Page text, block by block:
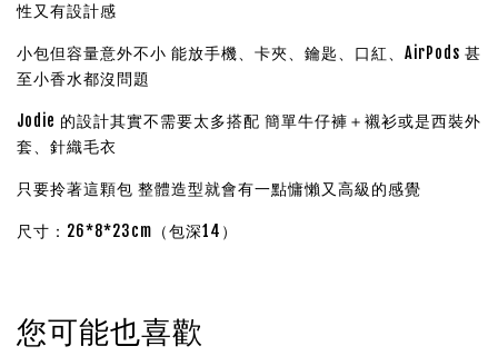
性又有設計感
小包但容量意外不小 能放手機、卡夾、鑰匙、口紅、AirPods 甚
至小香水都沒問題
Jodie 的設計其實不需要太多搭配 簡單牛仔褲＋襯衫或是西裝外
套、針織毛衣
只要拎著這顆包 整體造型就會有一點慵懶又高級的感覺
尺寸：26*8*23cm（包深14）
您可能也喜歡